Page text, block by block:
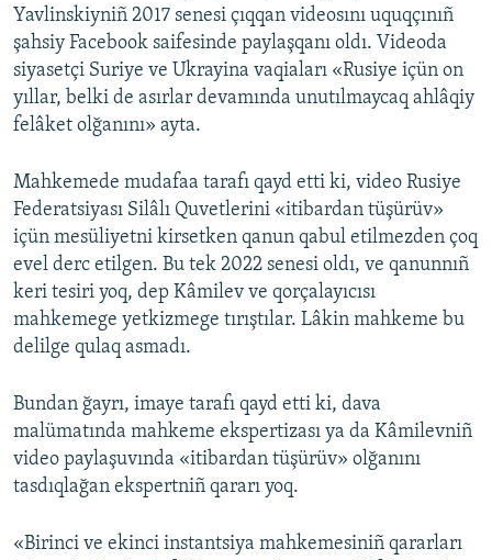
Yavlinskiyniñ 2017 senesi çıqqan videosını uquqçınıñ
şahsiy Facebook saifesinde paylaşqanı oldı. Videoda
siyasetçi Suriye ve Ukrayina vaqiaları «Rusiye içün on
yıllar, belki de asırlar devamında unutılmaycaq ahlâqiy
felâket olğanını» ayta.
Mahkemede mudafaa tarafı qayd etti ki, video Rusiye
Federatsiyası Silâlı Quvetlerini «itibardan tüşürüv»
içün mesüliyetni kirsetken qanun qabul etilmezden çoq
evel derc etilgen. Bu tek 2022 senesi oldı, ve qanunnıñ
keri tesiri yoq, dep Kâmilev ve qorçalayıcısı
mahkemege yetkizmege tırıştılar. Lâkin mahkeme bu
delilge qulaq asmadı.
Bundan ğayrı, imaye tarafı qayd etti ki, dava
malümatında mahkeme ekspertizası ya da Kâmilevniñ
video paylaşuvında «itibardan tüşürüv» olğanını
tasdıqlağan ekspertniñ qararı yoq.
«Birinci ve ekinci instantsiya mahkemesiniñ qararları